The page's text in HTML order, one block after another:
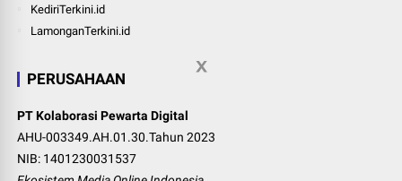
KediriTerkini.id
LamonganTerkini.id
PERUSAHAAN
PT Kolaborasi Pewarta Digital
AHU-003349.AH.01.30.Tahun 2023
NIB: 1401230031537